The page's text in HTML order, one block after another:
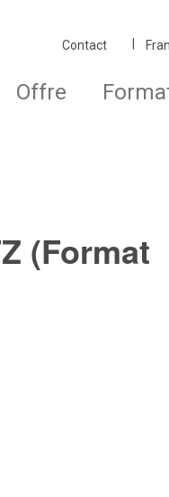
Contact
Offre
(Format